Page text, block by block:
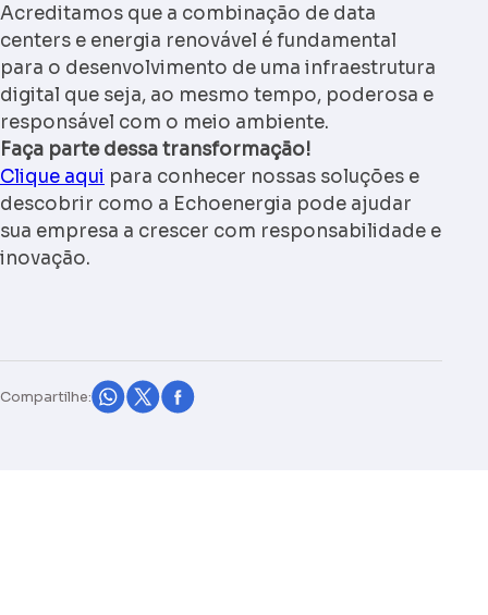
Acreditamos que a combinação de data
centers e energia renovável é fundamental
para o desenvolvimento de uma infraestrutura
digital que seja, ao mesmo tempo, poderosa e
responsável com o meio ambiente.
Faça parte dessa transformação!
Clique aqui para conhecer nossas soluções e
descobrir como a Echoenergia pode ajudar
sua empresa a crescer com responsabilidade e
inovação.
Compartilhe: